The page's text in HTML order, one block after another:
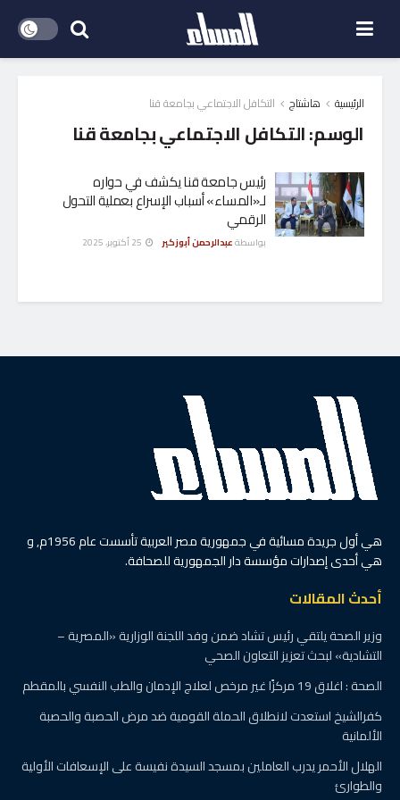
الرئيسية هاشتاج التكافل الاجتماعي بجامعة قنا
الوسم:التكافل الاجتماعي بجامعة قنا
رئيس جامعة قنا يكشف في حواره
لـ«المساء» أسباب الإسراع بعملية التحول
الرقمي
بواسطةعبدالرحمن أبوزكير
هي أول جريدة مسائية في جمهورية مصر العربية تأسست عام 1956م, و
هي أحدى إصدارات مؤسسة دار الجمهورية للصحافة.
أحدث المقالات
وزير الصحة يلتقي رئيس تشاد ضمن وفد اللجنة الوزارية «المصرية –
التشادية» لبحث تعزيز التعاون الصحي
الصحة : اغلاق 19 مركزًا غير مرخص لعلاج الإدمان والطب النفسي بالمقطم
كفرالشيخ استعدت لانطلاق الحملة القومية ضد مرض الحصبة والحصبة
الألمانية
الهلال الأحمر يدرب العاملين بمسجد السيدة نفيسة على الإسعافات الأولية
والطوارئ